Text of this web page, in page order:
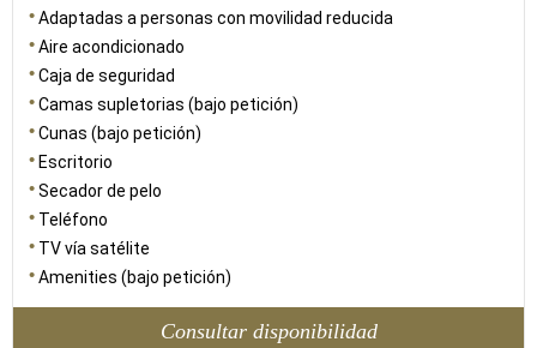
Adaptadas a personas con movilidad reducida
Aire acondicionado
Caja de seguridad
Camas supletorias (bajo petición)
Cunas (bajo petición)
Escritorio
Secador de pelo
Teléfono
TV vía satélite
Amenities (bajo petición)
Consultar disponibilidad